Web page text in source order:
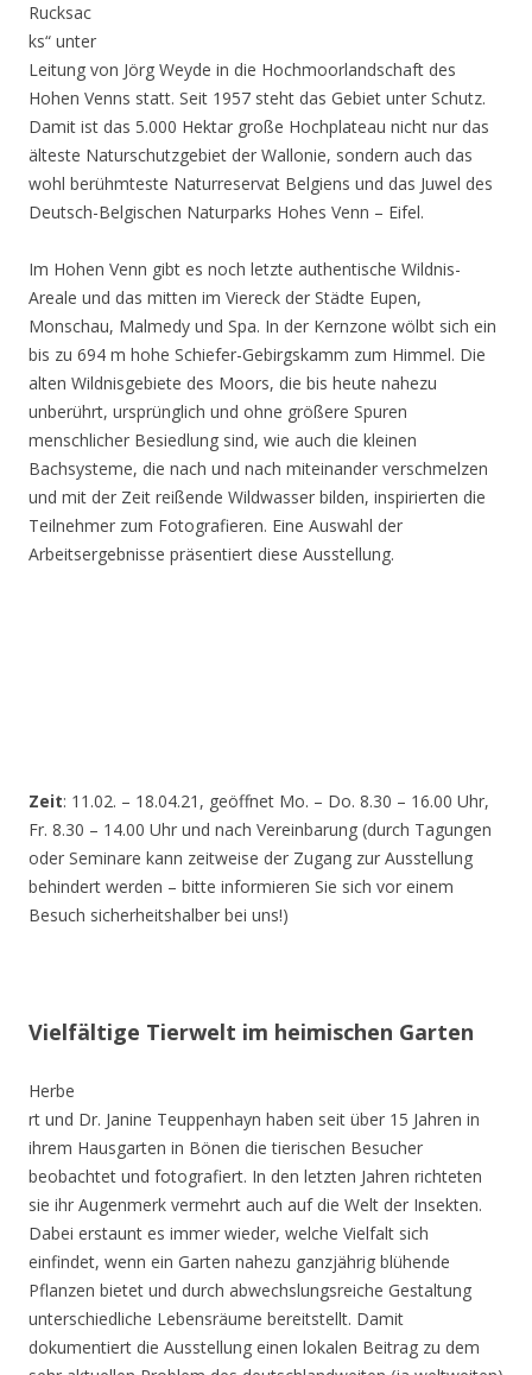
Rucksac
ks“ unter
Leitung von Jörg Weyde in die Hochmoorlandschaft des
Hohen Venns statt. Seit 1957 steht das Gebiet unter Schutz.
Damit ist das 5.000 Hektar große Hochplateau nicht nur das
älteste Naturschutzgebiet der Wallonie, sondern auch das
wohl berühmteste Naturreservat Belgiens und das Juwel des
Deutsch-Belgischen Naturparks Hohes Venn – Eifel.
Im Hohen Venn gibt es noch letzte authentische Wildnis-
Areale und das mitten im Viereck der Städte Eupen,
Monschau, Malmedy und Spa. In der Kernzone wölbt sich ein
bis zu 694 m hohe Schiefer-Gebirgskamm zum Himmel. Die
alten Wildnisgebiete des Moors, die bis heute nahezu
unberührt, ursprünglich und ohne größere Spuren
menschlicher Besiedlung sind, wie auch die kleinen
Bachsysteme, die nach und nach miteinander verschmelzen
und mit der Zeit reißende Wildwasser bilden, inspirierten die
Teilnehmer zum Fotografieren. Eine Auswahl der
Arbeitsergebnisse präsentiert diese Ausstellung.
Zeit: 11.02. – 18.04.21, geöffnet Mo. – Do. 8.30 – 16.00 Uhr,
Fr. 8.30 – 14.00 Uhr und nach Vereinbarung (durch Tagungen
oder Seminare kann zeitweise der Zugang zur Ausstellung
behindert werden – bitte informieren Sie sich vor einem
Besuch sicherheitshalber bei uns!)
Vielfältige Tierwelt im heimischen Garten
Herbe
rt und Dr. Janine Teuppenhayn haben seit über 15 Jahren in
ihrem Hausgarten in Bönen die tierischen Besucher
beobachtet und fotografiert. In den letzten Jahren richteten
sie ihr Augenmerk vermehrt auch auf die Welt der Insekten.
Dabei erstaunt es immer wieder, welche Vielfalt sich
einfindet, wenn ein Garten nahezu ganzjährig blühende
Pflanzen bietet und durch abwechslungsreiche Gestaltung
unterschiedliche Lebensräume bereitstellt. Damit
dokumentiert die Ausstellung einen lokalen Beitrag zu dem